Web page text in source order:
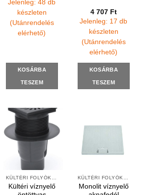
Jelenleg: 48 db
készleten
(Utánrendelés
elérhető)
KOSÁRBA
TESZEM
4 707 Ft
Jelenleg: 17 db
készleten
(Utánrendelés
elérhető)
KOSÁRBA
TESZEM
KÜLTÉRI FOLYÓKÁK ÉS VÍZNYELŐK
Kültéri víznyelő
KÜLTÉRI FOLYÓKÁK ÉS VÍZNYELŐK
Monolit víznyelő